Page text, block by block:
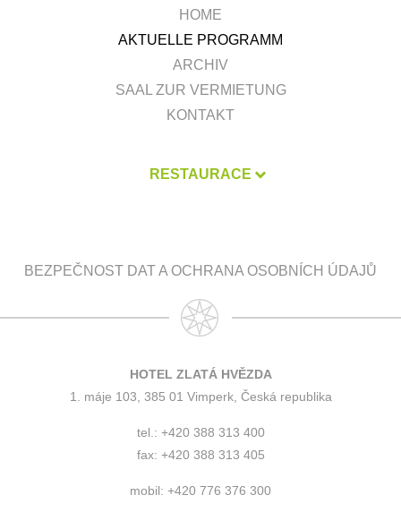
HOME
AKTUELLE PROGRAMM
ARCHIV
SAAL ZUR VERMIETUNG
KONTAKT
RESTAURACE
BEZPEČNOST DAT A OCHRANA OSOBNÍCH ÚDAJŮ
HOTEL ZLATÁ HVĚZDA
1. máje 103, 385 01 Vimperk, Česká republika
tel.: +420 388 313 400
fax: +420 388 313 405
mobil: +420 776 376 300